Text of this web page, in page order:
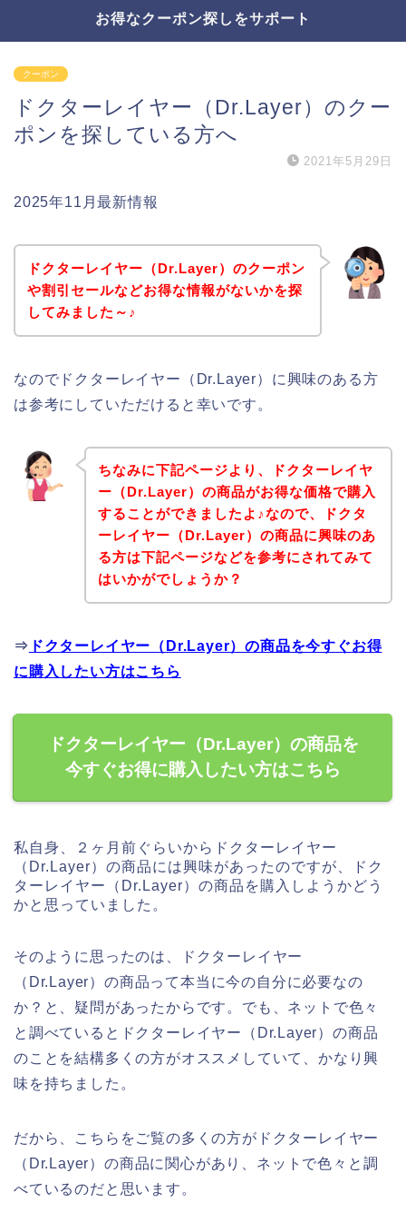
お得なクーポン探しをサポート
クーポン
ドクターレイヤー（Dr.Layer）のクー
ポンを探している方へ
2021年5月29日
2025年11月最新情報
ドクターレイヤー（Dr.Layer）のクーポン
や割引セールなどお得な情報がないかを探
してみました～♪
なのでドクターレイヤー（Dr.Layer）に興味のある方
は参考にしていただけると幸いです。
ちなみに下記ページより、ドクターレイヤ
ー（Dr.Layer）の商品がお得な価格で購入
することができましたよ♪なので、ドクタ
ーレイヤー（Dr.Layer）の商品に興味のあ
る方は下記ページなどを参考にされてみて
はいかがでしょうか？
⇒ ドクターレイヤー（Dr.Layer）の商品を今すぐお得
に購入したい方はこちら
ドクターレイヤー（Dr.Layer）の商品を
今すぐお得に購入したい方はこちら
私自身、２ヶ月前ぐらいからドクターレイヤー
（Dr.Layer）の商品には興味があったのですが、ドク
ターレイヤー（Dr.Layer）の商品を購入しようかどう
かと思っていました。
そのように思ったのは、ドクターレイヤー
（Dr.Layer）の商品って本当に今の自分に必要なの
か？と、疑問があったからです。でも、ネットで色々
と調べているとドクターレイヤー（Dr.Layer）の商品
のことを結構多くの方がオススメしていて、かなり興
味を持ちました。
だから、こちらをご覧の多くの方がドクターレイヤー
（Dr.Layer）の商品に関心があり、ネットで色々と調
べているのだと思います。